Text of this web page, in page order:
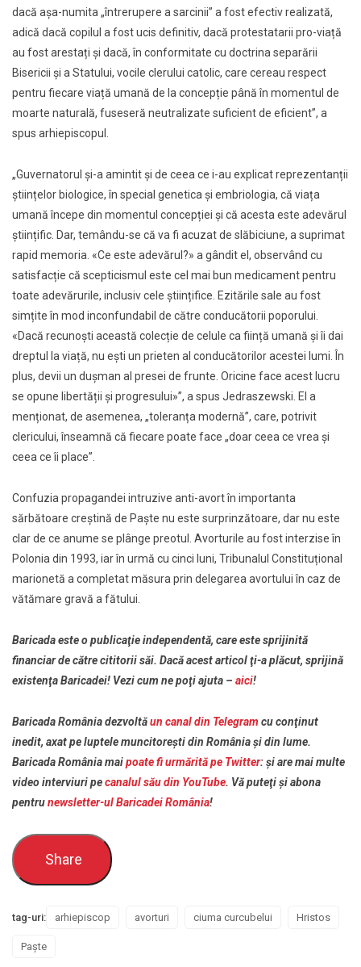
dacă așa-numita „întrerupere a sarcinii” a fost efectiv realizată,
adică dacă copilul a fost ucis definitiv, dacă protestatarii pro-viață
au fost arestați și dacă, în conformitate cu doctrina separării
Bisericii și a Statului, vocile clerului catolic, care cereau respect
pentru fiecare viață umană de la concepție până în momentul de
moarte naturală, fuseseră neutralizate suficient de eficient”, a
spus arhiepiscopul.
„Guvernatorul și-a amintit și de ceea ce i-au explicat reprezentanții
științelor biologice, în special genetica și embriologia, că viața
umană începe din momentul concepției și că acesta este adevărul
științific. Dar, temându-se că va fi acuzat de slăbiciune, a suprimat
rapid memoria. «Ce este adevărul?» a gândit el, observând cu
satisfacție că scepticismul este cel mai bun medicament pentru
toate adevărurile, inclusiv cele științifice. Ezitările sale au fost
simțite în mod inconfundabil de către conducătorii poporului.
«Dacă recunoști această colecție de celule ca ființă umană și îi dai
dreptul la viață, nu eşti un prieten al conducătorilor acestei lumi. În
plus, devii un dușman al presei de frunte. Oricine face acest lucru
se opune libertății și progresului»”, a spus Jedraszewski. El a
menționat, de asemenea, „toleranța modernă”, care, potrivit
clericului, înseamnă că fiecare poate face „doar ceea ce vrea și
ceea ce îi place”.
Confuzia propagandei intruzive anti-avort în importanta
sărbătoare creștină de Paște nu este surprinzătoare, dar nu este
clar de ce anume se plânge preotul. Avorturile au fost interzise în
Polonia din 1993, iar în urmă cu cinci luni, Tribunalul Constituțional
marionetă a completat măsura prin delegarea avortului în caz de
vătămare gravă a fătului.
Baricada este o publicaţie independentă, care este sprijinită
financiar de către cititorii săi. Dacă acest articol ţi-a plăcut, sprijină
existenţa Baricadei! Vezi cum ne poţi ajuta – aici!
Baricada România dezvoltăun canal din Telegram cu conţinut
inedit, axat pe luptele muncitoreşti din România şi din lume.
Baricada România maipoate fi urmărită pe Twitter: şi are mai multe
video interviuri pecanalul său din YouTube. Vă puteţi şi abona
pentrunewsletter-ul Baricadei România!
Share
tag-uri: arhiepiscop avorturi ciuma curcubelui Hristos
Paşte